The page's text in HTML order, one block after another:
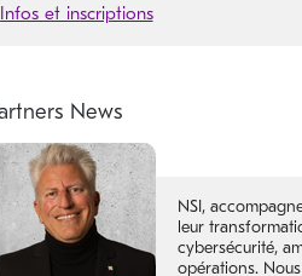
Infos et inscriptions
NSI,
leur
cybersécurité,
opérations.